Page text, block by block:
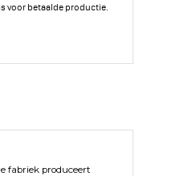
voor betaalde productie.
fabriek produceert